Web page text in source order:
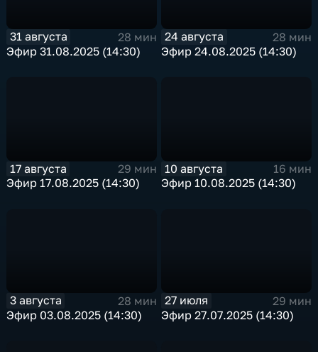
31 августа
28 мин
Эфир 31.08.2025 (14:30)
24 августа
28 мин
Эфир 24.08.2025 (14:30)
17 августа
29 мин
Эфир 17.08.2025 (14:30)
10 августа
16 мин
Эфир 10.08.2025 (14:30)
3 августа
28 мин
Эфир 03.08.2025 (14:30)
27 июля
29 мин
Эфир 27.07.2025 (14:30)